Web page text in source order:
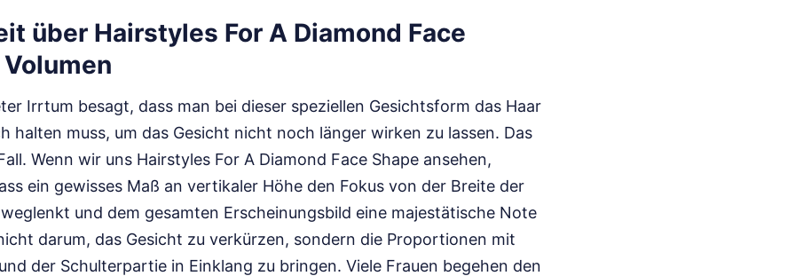
über Hairstyles For A Diamond Face
Irrtum besagt, dass man bei dieser speziellen Gesichtsform das Haar
halten muss, um das Gesicht nicht noch länger wirken zu lassen. Das
Wenn wir uns Hairstyles For A Diamond Face Shape ansehen,
ein gewisses Maß an vertikaler Höhe den Fokus von der Breite der
und dem gesamten Erscheinungsbild eine majestätische Note
darum, das Gesicht zu verkürzen, sondern die Proportionen mit
der Schulterpartie in Einklang zu bringen. Viele Frauen begehen den